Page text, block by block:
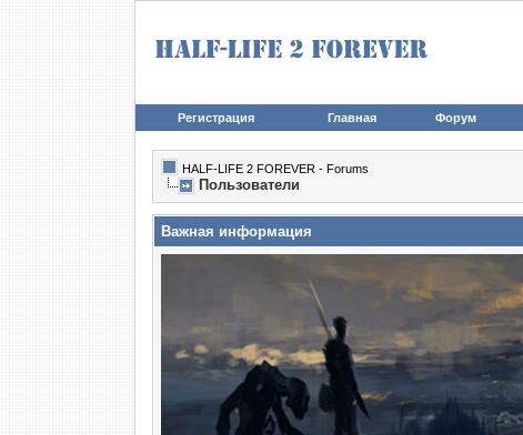
Регистрация Главная Форум
HALF-LIFE 2 FOREVER - Forums
Пользователи
Важная информация